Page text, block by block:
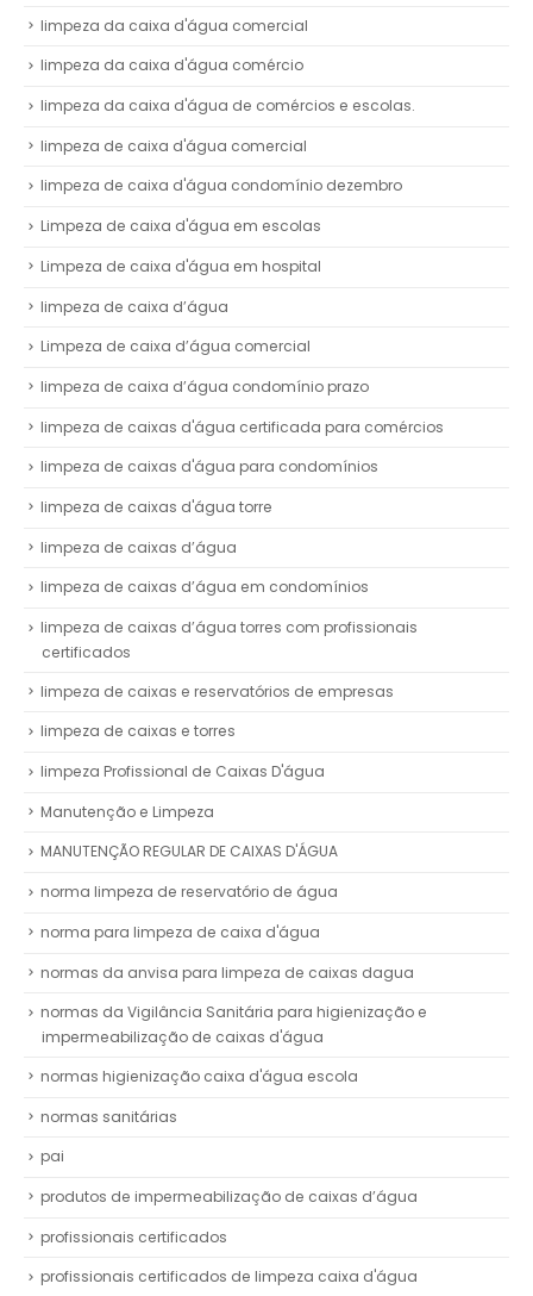
limpeza da caixa d'água comercial
limpeza da caixa d'água comércio
limpeza da caixa d'água de comércios e escolas.
limpeza de caixa d'água comercial
limpeza de caixa d'água condomínio dezembro
Limpeza de caixa d'água em escolas
Limpeza de caixa d'água em hospital
limpeza de caixa d’água
Limpeza de caixa d’água comercial
limpeza de caixa d’água condomínio prazo
limpeza de caixas d'água certificada para comércios
limpeza de caixas d'água para condomínios
limpeza de caixas d'água torre
limpeza de caixas d’água
limpeza de caixas d’água em condomínios
limpeza de caixas d’água torres com profissionais
certificados
limpeza de caixas e reservatórios de empresas
limpeza de caixas e torres
limpeza Profissional de Caixas D'água
Manutenção e Limpeza
MANUTENÇÃO REGULAR DE CAIXAS D'ÁGUA
norma limpeza de reservatório de água
norma para limpeza de caixa d'água
normas da anvisa para limpeza de caixas dagua
normas da Vigilância Sanitária para higienização e
impermeabilização de caixas d'água
normas higienização caixa d'água escola
normas sanitárias
pai
produtos de impermeabilização de caixas d’água
profissionais certificados
profissionais certificados de limpeza caixa d'água